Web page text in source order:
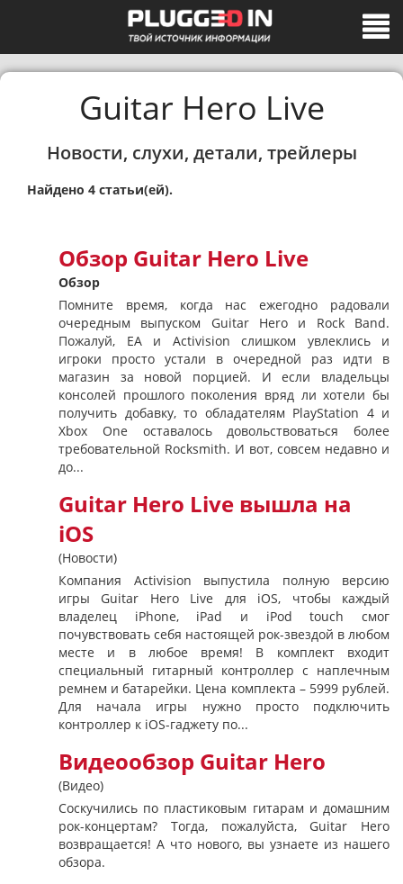
Guitar Hero Live
Новости, слухи, детали, трейлеры
Найдено 4 статьи(ей).
Обзор Guitar Hero Live
Обзор
Помните время, когда нас ежегодно радовали
очередным выпуском Guitar Hero и Rock Band.
Пожалуй, EA и Activision слишком увлеклись и
игроки просто устали в очередной раз идти в
магазин за новой порцией. И если владельцы
консолей прошлого поколения вряд ли хотели бы
получить добавку, то обладателям PlayStation 4 и
Xbox One оставалось довольствоваться более
требовательной Rocksmith. И вот, совсем недавно и
до...
Guitar Hero Live вышла на
iOS
(Новости)
Компания Activision выпустила полную версию
игры Guitar Hero Live для iOS, чтобы каждый
владелец iPhone, iPad и iPod touch смог
почувствовать себя настоящей рок-звездой в любом
месте и в любое время! В комплект входит
специальный гитарный контроллер с наплечным
ремнем и батарейки. Цена комплекта – 5999 рублей.
Для начала игры нужно просто подключить
контроллер к iOS-гаджету по...
Видеообзор Guitar Hero
(Видео)
Соскучились по пластиковым гитарам и домашним
рок-концертам? Тогда, пожалуйста, Guitar Hero
возвращается! А что нового, вы узнаете из нашего
обзора.